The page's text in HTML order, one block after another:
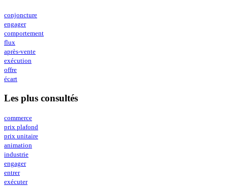
conjoncture
engager
comportement
flux
après-vente
exécution
offre
écart
Les plus consultés
commerce
prix plafond
prix unitaire
animation
industrie
engager
entrer
exécuter